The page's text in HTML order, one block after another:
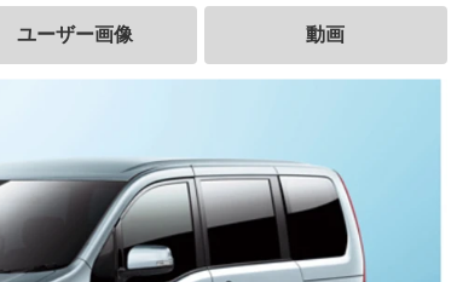
ユーザー画像 動画